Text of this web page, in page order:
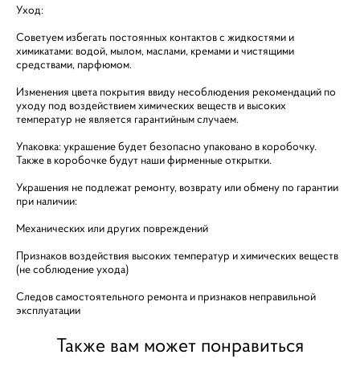
Уход:
Советуем избегать постоянных контактов с жидкостями и
химикатами: водой, мылом, маслами, кремами и чистящими
средствами, парфюмом.
Изменения цвета покрытия ввиду несоблюдения рекомендаций по
уходу под воздействием химических веществ и высоких
температур не является гарантийным случаем.
Упаковка: украшение будет безопасно упаковано в коробочку.
Также в коробочке будут наши фирменные открытки.
Украшения не подлежат ремонту, возврату или обмену по гарантии
при наличии:
Механических или других повреждений
Признаков воздействия высоких температур и химических веществ
(не соблюдение ухода)
Следов самостоятельного ремонта и признаков неправильной
эксплуатации
Также вам может понравиться